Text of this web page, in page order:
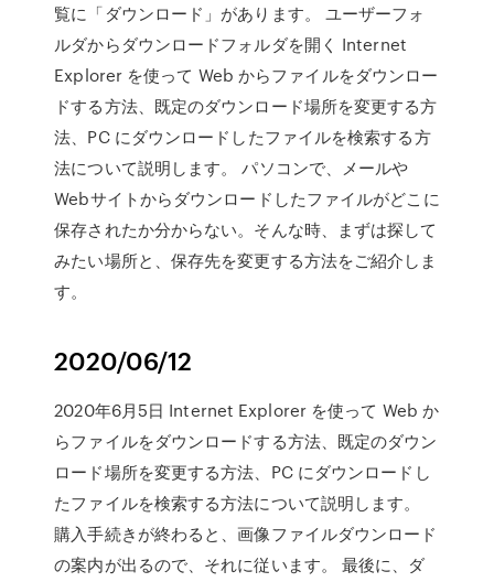
覧に「ダウンロード」があります。 ユーザーフォ
ルダからダウンロードフォルダを開く Internet
Explorer を使って Web からファイルをダウンロー
ドする方法、既定のダウンロード場所を変更する方
法、PC にダウンロードしたファイルを検索する方
法について説明します。 パソコンで、メールや
Webサイトからダウンロードしたファイルがどこに
保存されたか分からない。そんな時、まずは探して
みたい場所と、保存先を変更する方法をご紹介しま
す。
2020/06/12
2020年6月5日 Internet Explorer を使って Web か
らファイルをダウンロードする方法、既定のダウン
ロード場所を変更する方法、PC にダウンロードし
たファイルを検索する方法について説明します。
購入手続きが終わると、画像ファイルダウンロード
の案内が出るので、それに従います。 最後に、ダ